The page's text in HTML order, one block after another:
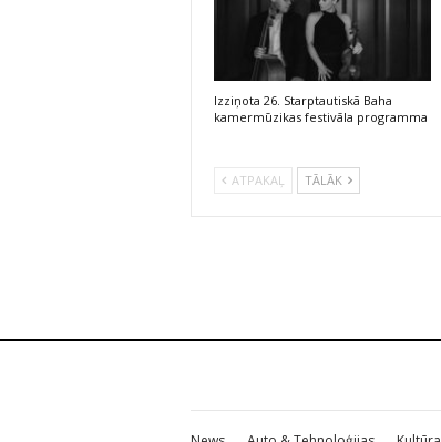
Izziņota 26. Starptautiskā Baha
kamermūzikas festivāla programma
ATPAKAĻ TĀLĀK